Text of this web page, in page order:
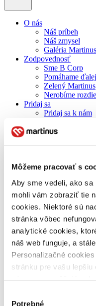
Môžeme pracovať s
Aby sme vedeli, ako sa
mohli vám zobraziť tie
cookies. Niektoré sú
stránka vôbec
analytické cookies,
náš web funguje, a
Personalizačné
stránku pre vašu lepšiu
nám zas umožňujú
nám pomohlo, keby
Potrebné
O nás
Náš príbeh
Náš zmysel
Galéria
Zodpovednosť
Sme B Corp
Pomáhame ďalej
Zelený Martinus
Nerobíme
Pridaj sa
Pridaj sa k nám
Výberový proces
Povedali o nás
Kampane
Náš labák
Knihy roka
Médiá a partneri
Pre médiá
Pre partnerov
Všeobecné
Blog
Všetky články na tému: